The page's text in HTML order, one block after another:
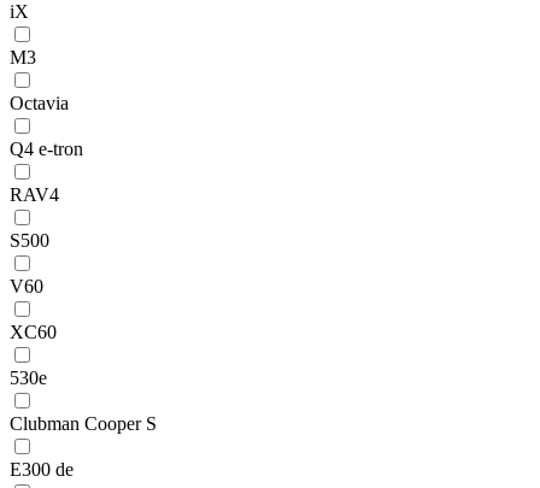
iX
M3
Octavia
Q4 e-tron
RAV4
S500
V60
XC60
530e
Clubman Cooper S
E300 de